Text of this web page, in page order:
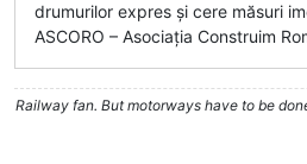
drumurilor expres și cere măsuri
ASCORO – Asociația Construim
Railway fan. But motorways have to be